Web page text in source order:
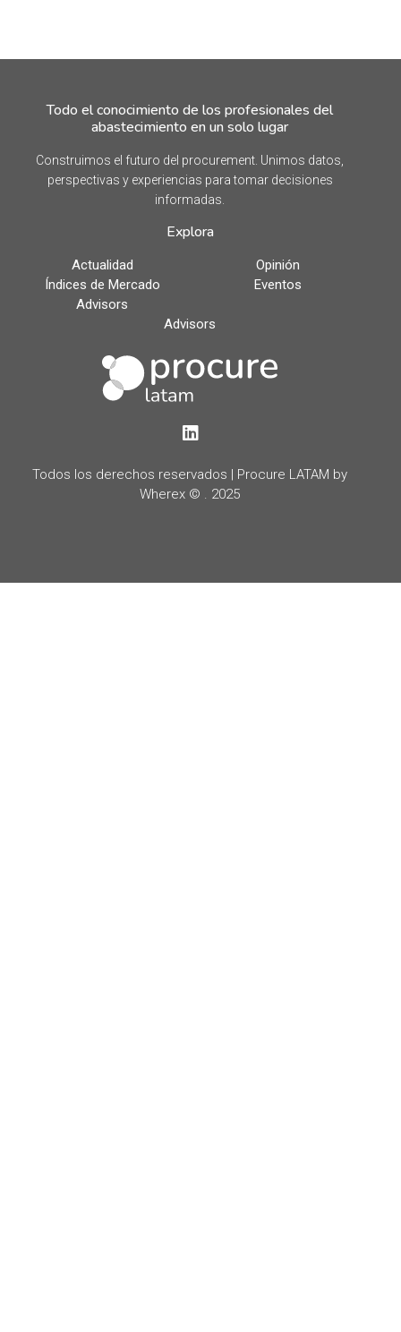
Todo el conocimiento de los profesionales del
abastecimiento en un solo lugar
Construimos el futuro del procurement. Unimos datos,
perspectivas y experiencias para tomar decisiones
informadas.
Explora
Actualidad
Opinión
Índices de Mercado
Eventos
Advisors
Advisors
LinkedIn
Todos los derechos reservados | Procure LATAM by
Wherex © . 2025